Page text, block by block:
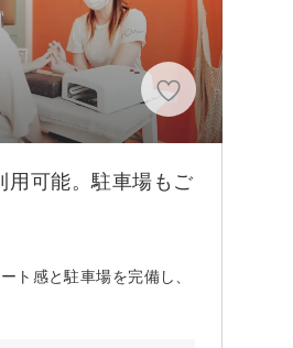
用可能。駐車場もご
ト感と駐車場を完備し、